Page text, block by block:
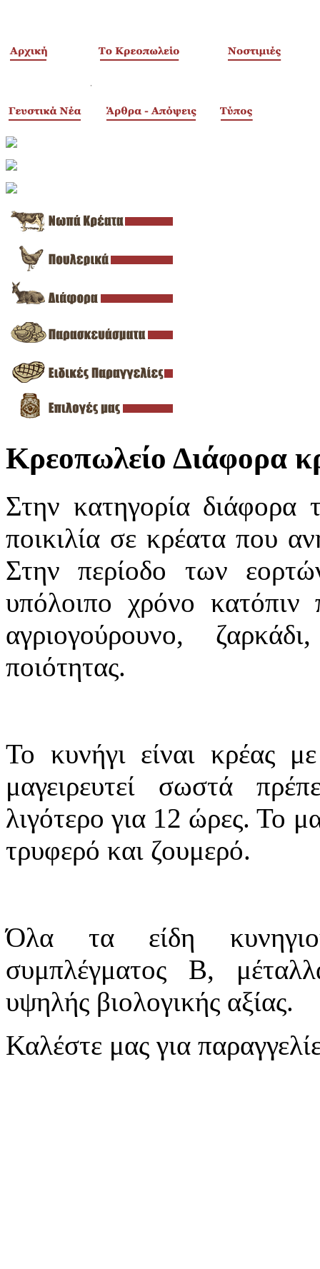
Κρεοπωλείο Διάφορα
Στην κατηγορία διάφορα
ποικιλία σε κρέατα που
Στην περίοδο των
υπόλοιπο χρόνο κατόπιν
αγριογούρουνο,
ποιότητας.
Το κυνήγι είναι κρέας
μαγειρευτεί σωστά
λιγότερο για 12 ώρες. Το
τρυφερό και ζουμερό.
Όλα τα είδη
συμπλέγματος Β,
υψηλής βιολογικής αξίας.
Καλέστε μας για